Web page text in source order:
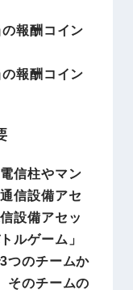
報酬コイン
報酬コイン
信柱やマン
信設備アセ
設備アセッ
ルゲーム」
つのチームか
そのチームの